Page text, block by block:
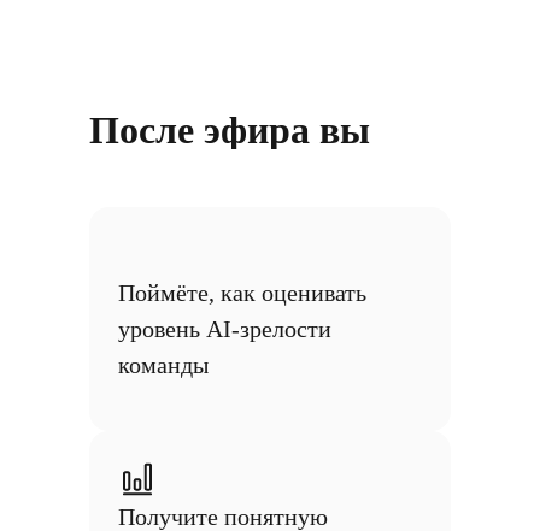
После эфира вы
Поймёте, как оценивать
уровень AI-зрелости
команды
Получите понятную